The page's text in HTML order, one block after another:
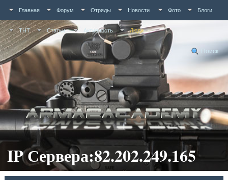
Главная Форум Отряды Новости Фото Блоги
ТНТ Статьи Активность Люди
Поиск
IP Сервера:82.202.249.165